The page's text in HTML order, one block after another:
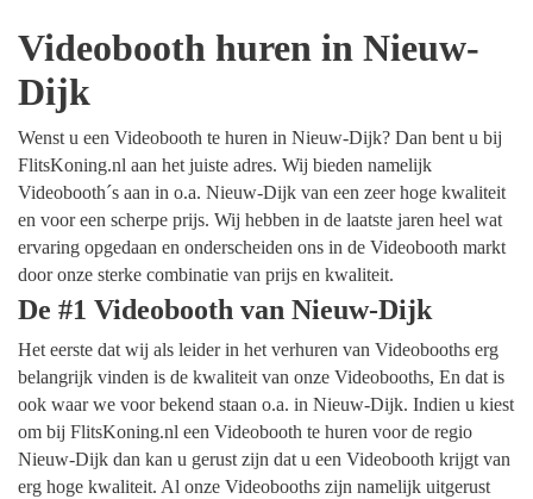
Videobooth huren in Nieuw-
Dijk
Wenst u een Videobooth te huren in Nieuw-Dijk? Dan bent u bij
FlitsKoning.nl aan het juiste adres. Wij bieden namelijk
Videobooth´s aan in o.a. Nieuw-Dijk van een zeer hoge kwaliteit
en voor een scherpe prijs. Wij hebben in de laatste jaren heel wat
ervaring opgedaan en onderscheiden ons in de Videobooth markt
door onze sterke combinatie van prijs en kwaliteit.
De #1 Videobooth van Nieuw-Dijk
Het eerste dat wij als leider in het verhuren van Videobooths erg
belangrijk vinden is de kwaliteit van onze Videobooths, En dat is
ook waar we voor bekend staan o.a. in Nieuw-Dijk. Indien u kiest
om bij FlitsKoning.nl een Videobooth te huren voor de regio
Nieuw-Dijk dan kan u gerust zijn dat u een Videobooth krijgt van
erg hoge kwaliteit. Al onze Videobooths zijn namelijk uitgerust